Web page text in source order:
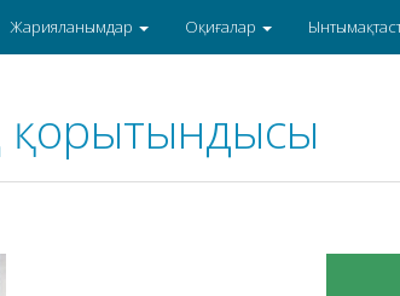
Жарияланымдар Оқиғалар
қорытындысы